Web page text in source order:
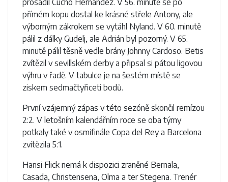
prosadil Cucho Hernández. V 56. minutě se po
přímém kopu dostal ke krásné střele Antony, ale
výborným zákrokem se vytáhl Nyland. V 60. minutě
pálil z dálky Gudelj, ale Adrián byl pozorný. V 65.
minutě pálil těsně vedle brány Johnny Cardoso. Betis
zvítězil v sevillském derby a připsal si pátou ligovou
výhru v řadě. V tabulce je na šestém místě se
ziskem sedmačtyřiceti bodů.
První vzájemný zápas v této sezóně skončil remízou
2:2. V letošním kalendářním roce se oba týmy
potkaly také v osmifinále Copa del Rey a Barcelona
zvítězila 5:1.
Hansi Flick nemá k dispozici zraněné Bernala,
Casada, Christensena, Olma a ter Stegena. Trenér